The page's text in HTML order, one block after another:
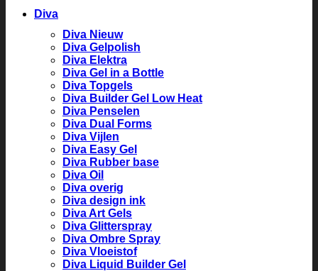
Diva
Diva Nieuw
Diva Gelpolish
Diva Elektra
Diva Gel in a Bottle
Diva Topgels
Diva Builder Gel Low Heat
Diva Penselen
Diva Dual Forms
Diva Vijlen
Diva Easy Gel
Diva Rubber base
Diva Oil
Diva overig
Diva design ink
Diva Art Gels
Diva Glitterspray
Diva Ombre Spray
Diva Vloeistof
Diva Liquid Builder Gel